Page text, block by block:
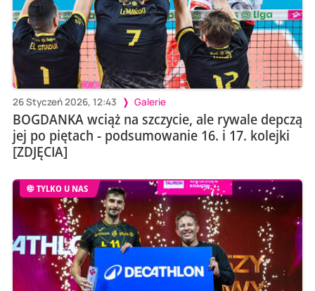
26 Styczeń 2026, 12:43 Galerie
BOGDANKA wciąż na szczycie, ale rywale depczą
jej po piętach - podsumowanie 16. i 17. kolejki
[ZDJĘCIA]
TYLKO U NAS